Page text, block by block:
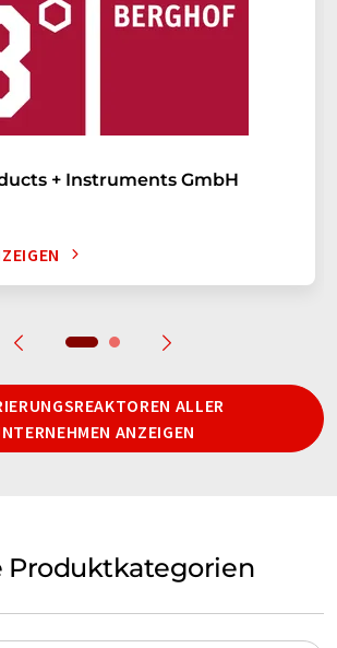
+ Instruments GmbH
ALLER
ANZEIGEN
Produktkategorien